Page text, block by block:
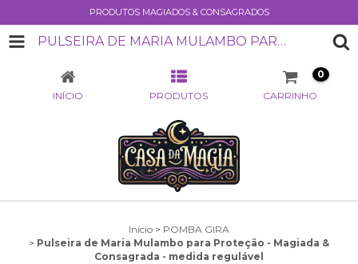
PRODUTOS MAGIADOS & CONSAGRADOS
PULSEIRA DE MARIA MULAMBO PARA PROTEÇÃO - MAGIADA & CONSAGRADA - MEDIDA REGULÁVEL
INÍCIO PRODUTOS CARRINHO
0
Início > POMBA GIRA
> Pulseira de Maria Mulambo para Proteção - Magiada &
Consagrada - medida regulável